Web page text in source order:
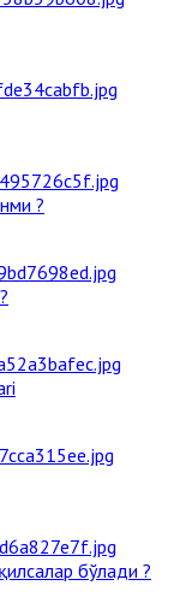
?
бўлади ?